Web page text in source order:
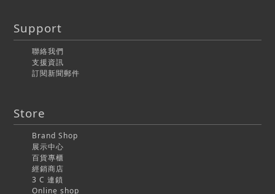
Store
Brand Shop
展示中心
百貨專櫃
經銷商店
3 C 連鎖
Online shop
Support
聯絡我們
支援資訊
訂閱新聞郵件